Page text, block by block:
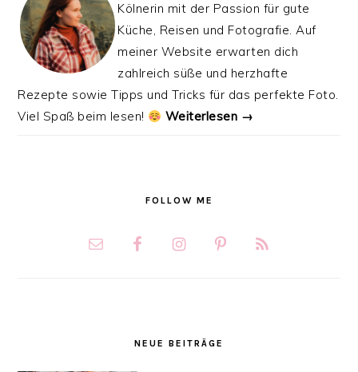
Kölnerin mit der Passion für gute
Küche, Reisen und Fotografie. Auf
meiner Website erwarten dich
zahlreich süße und herzhafte
Rezepte sowie Tipps und Tricks für das perfekte Foto.
Viel Spaß beim lesen!
Weiterlesen →
FOLLOW ME
NEUE BEITRÄGE